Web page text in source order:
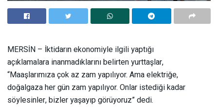
MERSİN – İktidarın ekonomiyle ilgili yaptığı
açıklamalara inanmadıklarını belirten yurttaşlar,
“Maaşlarımıza çok az zam yapılıyor. Ama elektriğe,
doğalgaza her gün zam yapılıyor. Onlar istediği kadar
söylesinler, bizler yaşayıp görüyoruz” dedi.